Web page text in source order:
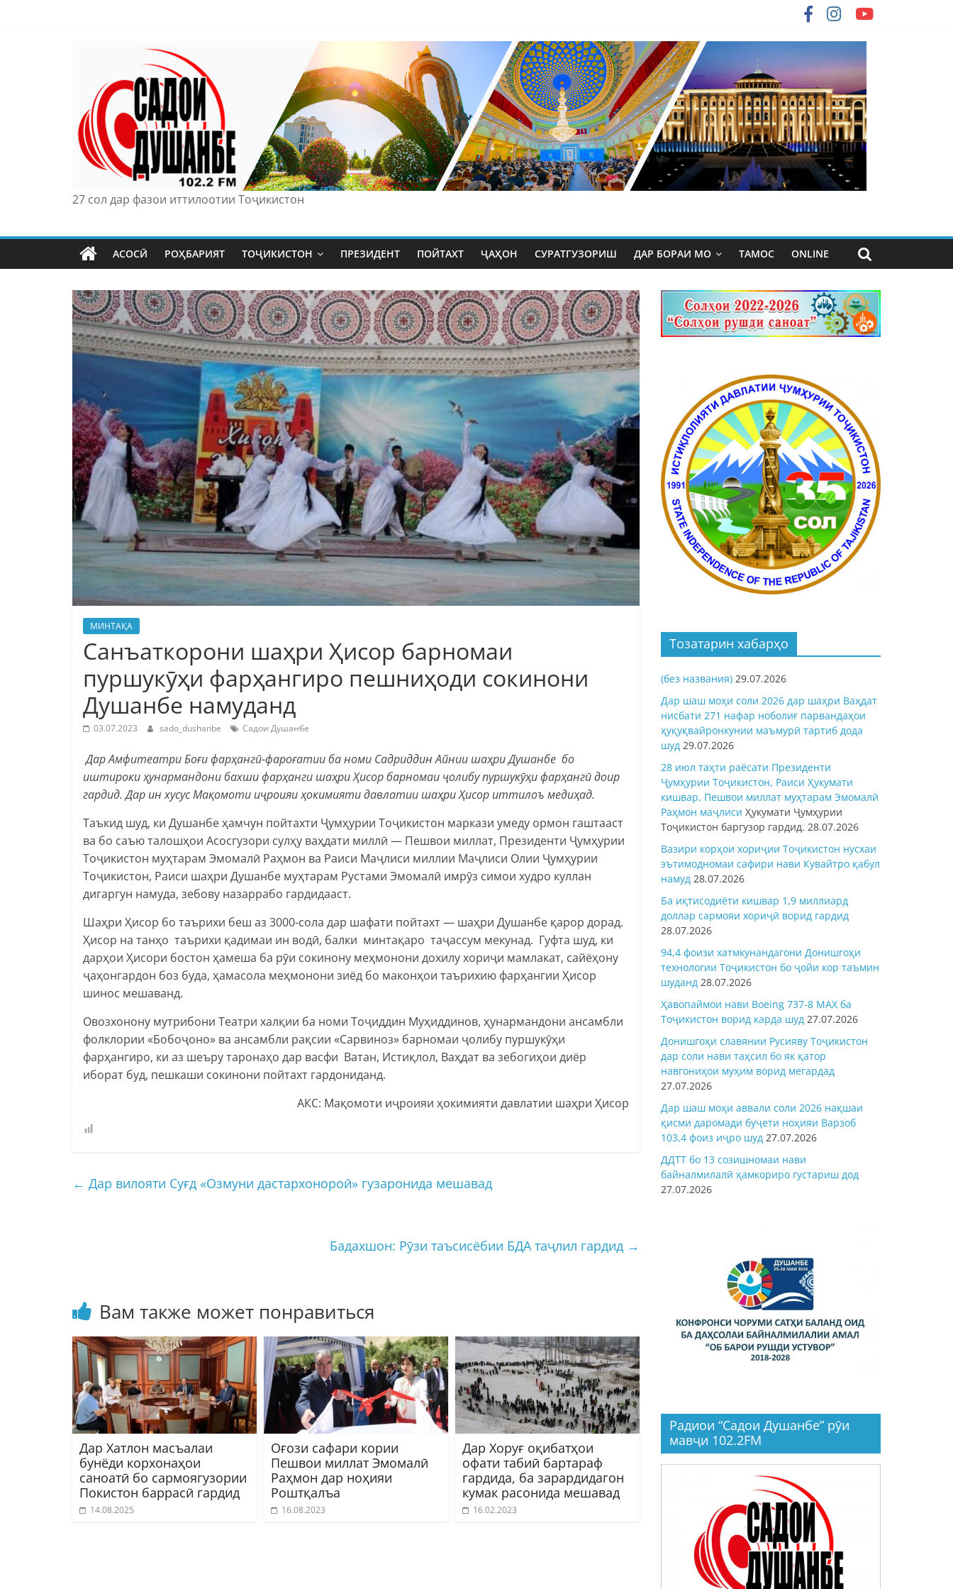
27 сол дар фазои иттилоотии Тоҷикистон
АСОСӢ РОҲБАРИЯТ ТОҶИКИСТОН ПРЕЗИДЕНТ ПОЙТАХТ ҶАҲОН СУРАТГУЗОРИШ ДАР БОРАИ МО ТАМОС ONLINE
МИНТАҚА
Санъаткорони шаҳри Ҳисор барномаи
пуршукӯҳи фарҳангиро пешниҳоди сокинони
Душанбе намуданд
03.07.2023 sado_dushanbe Садои Душанбе
Дар Амфитеатри Боғи фарҳангӣ-фароғатии ба номи Садриддин Айнии шаҳри Душанбе бо
иштироки ҳунармандони бахши фарҳанги шаҳри Ҳисор барномаи ҷолибу пуршукӯҳи фарҳангӣ доир
гардид. Дар ин хусус Мақомоти иҷроияи ҳокимияти давлатии шаҳри Ҳисор иттилоъ медиҳад.
Таъкид шуд, ки Душанбе ҳамчун пойтахти Ҷумҳурии Тоҷикистон маркази умеду ормон гаштааст
ва бо саъю талошҳои Асосгузори сулҳу ваҳдати миллӣ — Пешвои миллат, Президенти Ҷумҳурии
Тоҷикистон муҳтарам Эмомалӣ Раҳмон ва Раиси Маҷлиси миллии Маҷлиси Олии Ҷумҳурии
Тоҷикистон, Раиси шаҳри Душанбе муҳтарам Рустами Эмомалӣ имрӯз симои худро куллан
дигаргун намуда, зебову назаррабо гардидааст.
Шаҳри Ҳисор бо таърихи беш аз 3000-сола дар шафати пойтахт — шаҳри Душанбе қарор дорад.
Ҳисор на танҳо таърихи қадимаи ин водӣ, балки минтақаро таҷассум мекунад. Гуфта шуд, ки
дарҳои Ҳисори бостон ҳамеша ба рӯи сокинону меҳмонони дохилу хориҷи мамлакат, сайёҳону
ҷаҳонгардон боз буда, ҳамасола меҳмонони зиёд бо маконҳои таърихию фарҳангии Ҳисор
шинос мешаванд.
Овозхонону мутрибони Театри халқии ба номи Тоҷиддин Муҳиддинов, ҳунармандони ансамбли
фолклории «Бобоҷоно» ва ансамбли рақсии «Сарвиноз» барномаи ҷолибу пуршукӯҳи
фарҳангиро, ки аз шеъру таронаҳо дар васфи Ватан, Истиқлол, Ваҳдат ва зебогиҳои диёр
иборат буд, пешкаши сокинони пойтахт гардониданд.
АКС: Мақомоти иҷроияи ҳокимияти давлатии шаҳри Ҳисор
← Дар вилояти Суғд «Озмуни дастархонороӣ» гузаронида мешавад
Бадахшон: Рӯзи таъсисёбии БДА таҷлил гардид →
Вам также может понравиться
Дар Хатлон масъалаи
бунёди корхонаҳои
саноатӣ бо сармоягузории
Покистон баррасӣ гардид
14.08.2025
Оғози сафари кории
Пешвои миллат Эмомалӣ
Раҳмон дар ноҳияи
Роштқалъа
16.08.2023
Дар Хоруғ оқибатҳои
офати табиӣ бартараф
гардида, ба зарардидагон
кумак расонида мешавад
16.02.2023
Тозатарин хабарҳо
(без названия) 29.07.2026
Дар шаш моҳи соли 2026 дар шаҳри Ваҳдат
нисбати 271 нафар ноболиғ парвандаҳои
ҳуқуқвайронкунии маъмурӣ тартиб дода
шуд 29.07.2026
28 июл таҳти раёсати Президенти
Ҷумҳурии Тоҷикистон, Раиси Ҳукумати
кишвар, Пешвои миллат муҳтарам Эмомалӣ
Раҳмон маҷлиси Ҳукумати Ҷумҳурии
Тоҷикистон баргузор гардид. 28.07.2026
Вазири корҳои хориҷии Тоҷикистон нусхаи
эътимодномаи сафири нави Кувайтро қабул
намуд 28.07.2026
Ба иқтисодиёти кишвар 1,9 миллиард
доллар сармояи хориҷӣ ворид гардид
28.07.2026
94,4 фоизи хатмкунандагони Донишгоҳи
технологии Тоҷикистон бо ҷойи кор таъмин
шуданд 28.07.2026
Ҳавопаймои нави Boeing 737-8 MAX ба
Тоҷикистон ворид карда шуд 27.07.2026
Донишгоҳи славянии Русияву Тоҷикистон
дар соли нави таҳсил бо як қатор
навгониҳои муҳим ворид мегардад
27.07.2026
Дар шаш моҳи аввали соли 2026 нақшаи
қисми даромади буҷети ноҳияи Варзоб
103,4 фоиз иҷро шуд 27.07.2026
ДДТТ бо 13 созишномаи нави
байналмилалӣ ҳамкориро густариш дод
27.07.2026
Радиои “Садои Душанбе” рӯи
мавҷи 102.2FM